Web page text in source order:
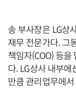
송 부사장은 LG상
재무 전문가다. 그
책임자(COO) 등
다. LG상사 내부에
만큼 관리업무에